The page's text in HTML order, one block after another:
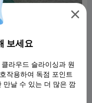

보세요
라우드 슬라이싱과 원
작용하여 독점 포인트
날 수 있는 더 많은 깜